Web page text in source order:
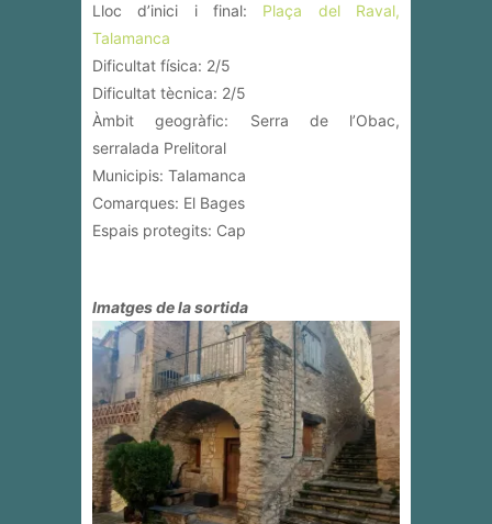
Lloc d’inici i final: Plaça del Raval,
Talamanca
Dificultat física: 2/5
Dificultat tècnica: 2/5
Àmbit geogràfic: Serra de l’Obac,
serralada Prelitoral
Municipis: Talamanca
Comarques: El Bages
Espais protegits: Cap
Imatges de la sortida